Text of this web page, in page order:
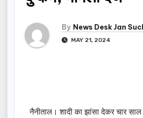
By News Desk Jan
MAY 21, 2024
नैनीताल। शादी का झांसा देकर चार